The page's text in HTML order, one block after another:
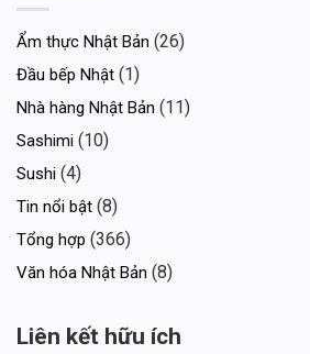
Ẩm thực Nhật Bản (26)
Đầu bếp Nhật (1)
Nhà hàng Nhật Bản (11)
Sashimi (10)
Sushi (4)
Tin nổi bật (8)
Tổng hợp (366)
Văn hóa Nhật Bản (8)
Liên kết hữu ích